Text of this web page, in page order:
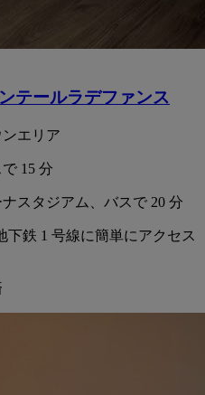
テールラデファンス
エリア
15 分
スタジアム、バスで 20 分
下鉄 1 号線に簡単にアクセス